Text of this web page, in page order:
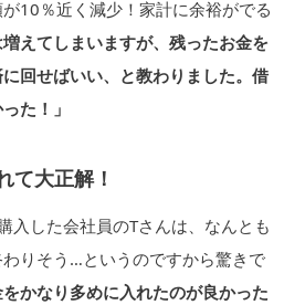
10％近く減少！家計に余裕がでる
増えてしまいますが、残ったお金を
回せばいい、と教わりました。借
た！」
て大正解！
入した会社員のTさんは、なんとも
りそう…というのですから驚きで
をかなり多めに入れたのが良かった